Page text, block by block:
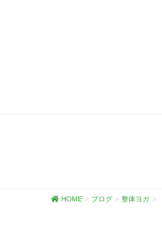
HOME ブログ 整体ヨガ